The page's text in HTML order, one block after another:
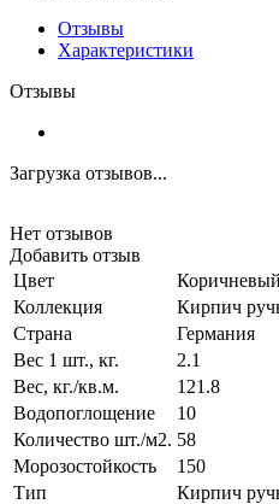
Отзывы
Характеристики
Отзывы
Загрузка отзывов...
Нет отзывов
Добавить отзыв
Цвет
Коричневый
Коллекция
Кирпич
Страна
Германия
Вес 1 шт., кг.
2.1
Вес, кг./кв.м.
121.8
Водопоглощение
10
Количество шт./м2. 58
Морозостойкость
150
Тип
Кирпич